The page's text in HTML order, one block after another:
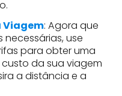
Viagem: Agora que
use
para obter uma
da sua viagem
a distância e a